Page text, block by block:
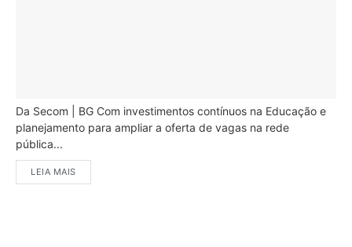
Da Secom | BG Com investimentos contínuos na Educação e
planejamento para ampliar a oferta de vagas na rede
pública...
LEIA MAIS